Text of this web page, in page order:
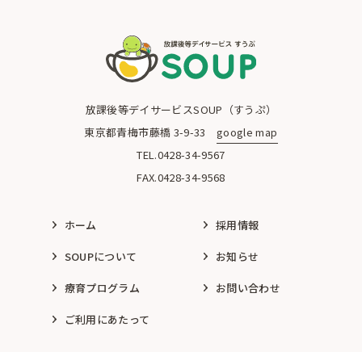
放課後等デイサービスSOUP（すうぷ）
東京都青梅市藤橋 3-9-33google map
TEL.0428-34-9567
FAX.0428-34-9568
ホーム
SOUPについて
療育プログラム
ご利用にあたって
採用情報
お知らせ
お問い合わせ